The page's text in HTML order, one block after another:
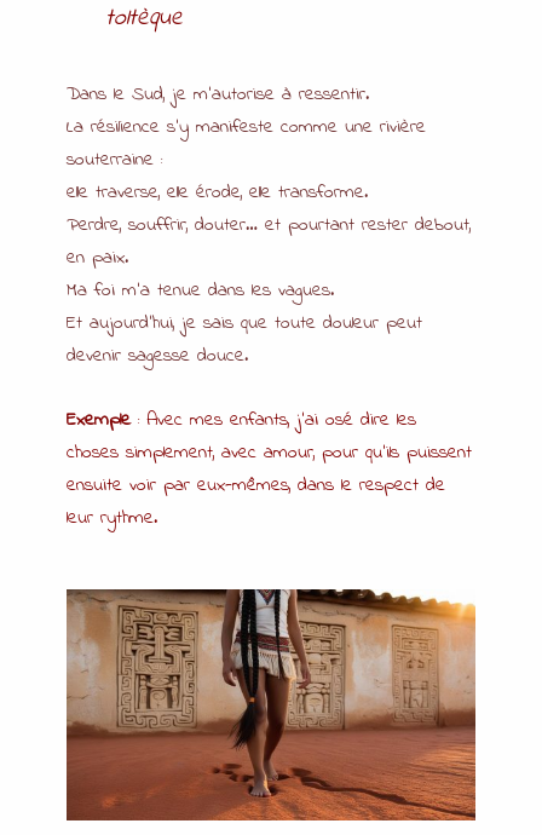
toltèque
Dans le Sud, je m’autorise à ressentir.
La résilience s’y manifeste comme une rivière
souterraine :
elle traverse, elle érode, elle transforme.
Perdre, souffrir, douter… et pourtant rester debout,
en paix.
Ma foi m’a tenue dans les vagues.
Et aujourd’hui, je sais que toute douleur peut
devenir sagesse douce.
Exemple: Avec mes enfants, j’ai osé dire les
choses simplement, avec amour, pour qu’ils puissent
ensuite voir par eux-mêmes, dans le respect de
leur rythme.